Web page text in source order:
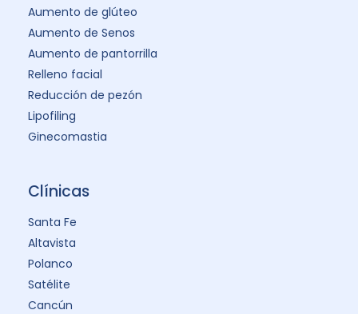
Aumento de glúteo
Aumento de Senos
Aumento de pantorrilla
Relleno facial
Reducción de pezón
Lipofiling
Ginecomastia
Clínicas
Santa Fe
Altavista
Polanco
Satélite
Cancún